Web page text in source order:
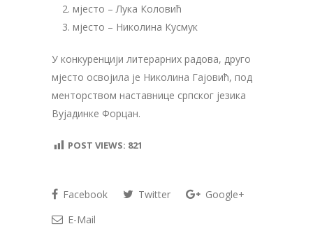
мјесто – Лука Коловић
мјесто – Николина Кусмук
У конкуренцији литерарних радова, друго
мјесто освојила је Николина Гајовић, под
менторством наставнице српског језика
Вујадинке Форцан.
POST VIEWS: 821
Facebook Twitter
Google+
E-Mail